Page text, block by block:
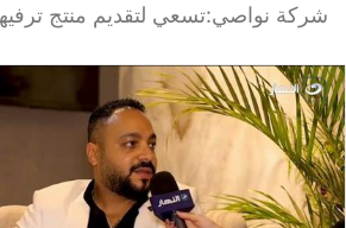
شركة نواصي:تسعي لتقديم منتج